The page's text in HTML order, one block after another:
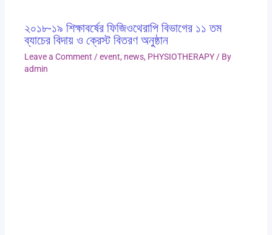
২০১৮-১৯ শিক্ষাবর্ষের ফিজিওথেরাপি বিভাগের ১১ তম
ব্যাচের বিদায় ও ক্রেস্ট বিতরণ অনুষ্ঠান
Leave a Comment /event, news, PHYSIOTHERAPY / By
admin